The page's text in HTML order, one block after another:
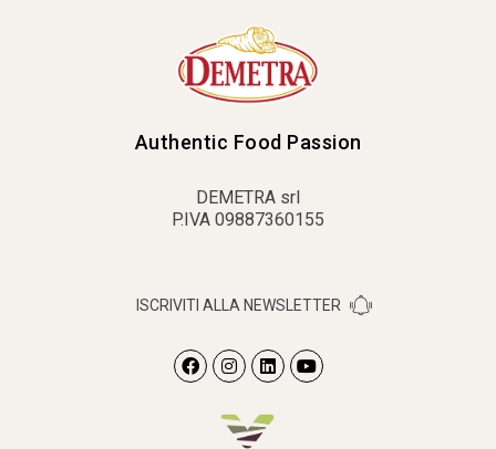
Authentic Food Passion
DEMETRA srl
P.IVA 09887360155
ISCRIVITI ALLA NEWSLETTER